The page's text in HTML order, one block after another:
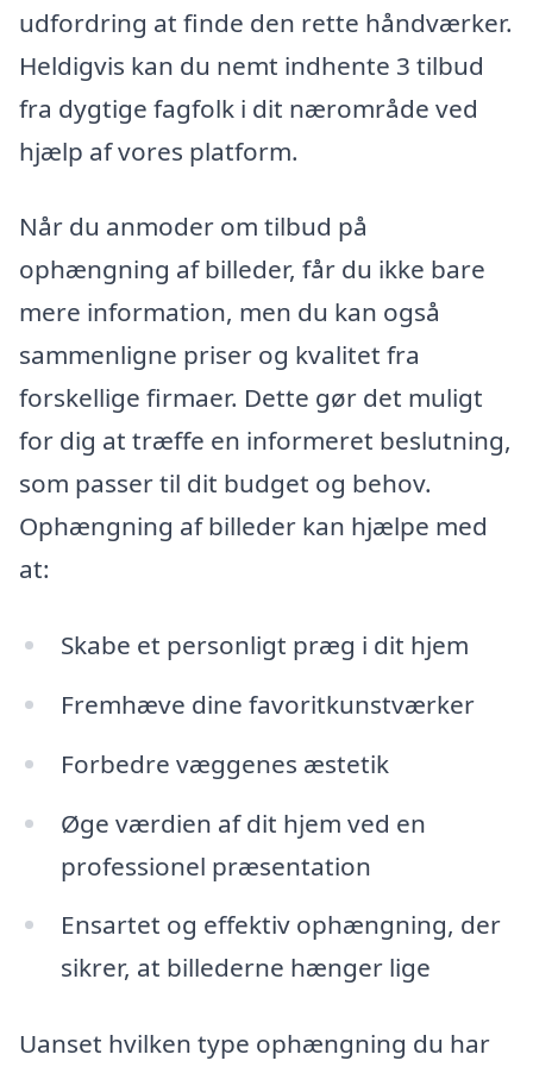
udfordring at finde den rette håndværker.
Heldigvis kan du nemt indhente 3 tilbud
fra dygtige fagfolk i dit nærområde ved
hjælp af vores platform.
Når du anmoder om tilbud på
ophængning af billeder, får du ikke bare
mere information, men du kan også
sammenligne priser og kvalitet fra
forskellige firmaer. Dette gør det muligt
for dig at træffe en informeret beslutning,
som passer til dit budget og behov.
Ophængning af billeder kan hjælpe med
at:
Skabe et personligt præg i dit hjem
Fremhæve dine favoritkunstværker
Forbedre væggenes æstetik
Øge værdien af dit hjem ved en
professionel præsentation
Ensartet og effektiv ophængning, der
sikrer, at billederne hænger lige
Uanset hvilken type ophængning du har